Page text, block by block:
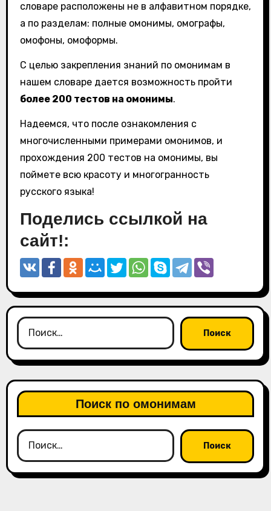
словаре расположены не в алфавитном порядке,
а по разделам: полные омонимы, омографы,
омофоны, омоформы.
С целью закрепления знаний по омонимам в
нашем словаре дается возможность пройти
более 200 тестов на омонимы.
Надеемся, что после ознакомления с
многочисленными примерами омонимов, и
прохождения 200 тестов на омонимы, вы
поймете всю красоту и многогранность
русского языка!
Поделись ссылкой на
сайт!:
Найти:
Поиск по омонимам
Найти: